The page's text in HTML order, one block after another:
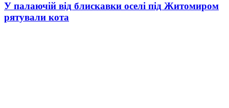
У палаючій від блискавки оселі під Житомиром
рятували кота